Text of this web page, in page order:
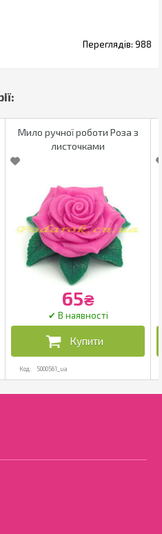
988
Мило ручної роботи Роза з
листочками
5000561_ua
65₴